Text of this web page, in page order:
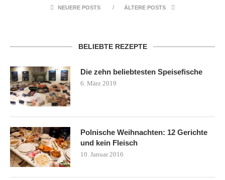
NEUERE POSTS ÄLTERE POSTS
BELIEBTE REZEPTE
Die zehn beliebtesten Speisefische
6. März 2019
Polnische Weihnachten: 12 Gerichte
und kein Fleisch
10. Januar 2016